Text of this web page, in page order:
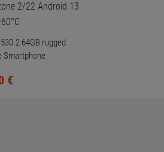
64GB rugged
Smartphone
€